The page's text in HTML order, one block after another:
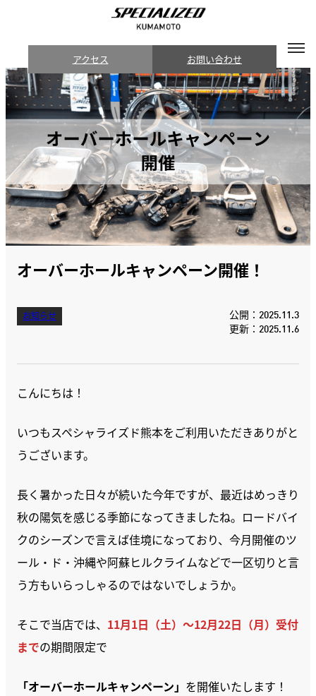
アクセス お問い合わせ
オーバーホールキャンペーン開催！
お知らせ
公開：2025.11.3
更新：2025.11.6
こんにちは！
いつもスペシャライズド熊本をご利用いただきありがと
うございます。
長く暑かった日々が続いた今年ですが、最近はめっきり
秋の陽気を感じる季節になってきましたね。ロードバイ
クのシーズンで言えば佳境になっており、今月開催のツ
ール・ド・沖縄や阿蘇ヒルクライムなどで一区切りと言
う方もいらっしゃるのではないでしょうか。
そこで当店では、 11月1日（土）〜12月22日（月）受付
までの期間限定で
「オーバーホールキャンペーン」 を開催いたします！